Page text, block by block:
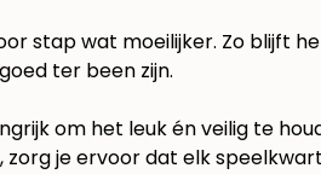
stap wat moeilijker. Zo blijft
ter been zijn.
om het leuk én veilig te
je ervoor dat elk